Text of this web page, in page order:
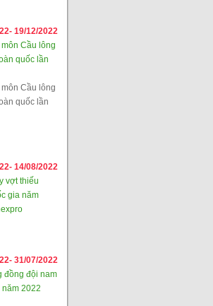
19/12/2022
Cầu lông
quốc lần
Cầu lông
quốc lần
14/08/2022
vợt thiếu
gia năm
31/07/2022
đồng đội nam
2022